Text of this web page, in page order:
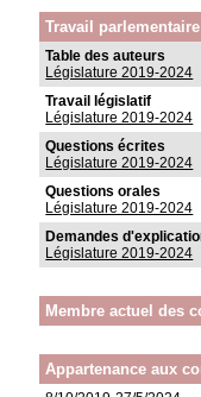
Travail parlementaire
Table des auteurs
Législature 2019-2024
Travail législatif
Législature 2019-2024
Questions écrites
Législature 2019-2024
Questions orales
Législature 2019-2024
Demandes
Législature 2019-2024
Membre actuel des
Appartenance aux